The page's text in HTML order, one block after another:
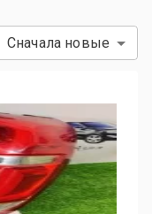
Сначала новые